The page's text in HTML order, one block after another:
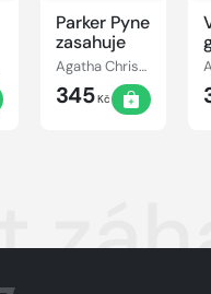
Parker Pyne
zasahuje
Agatha Christie
345Kč